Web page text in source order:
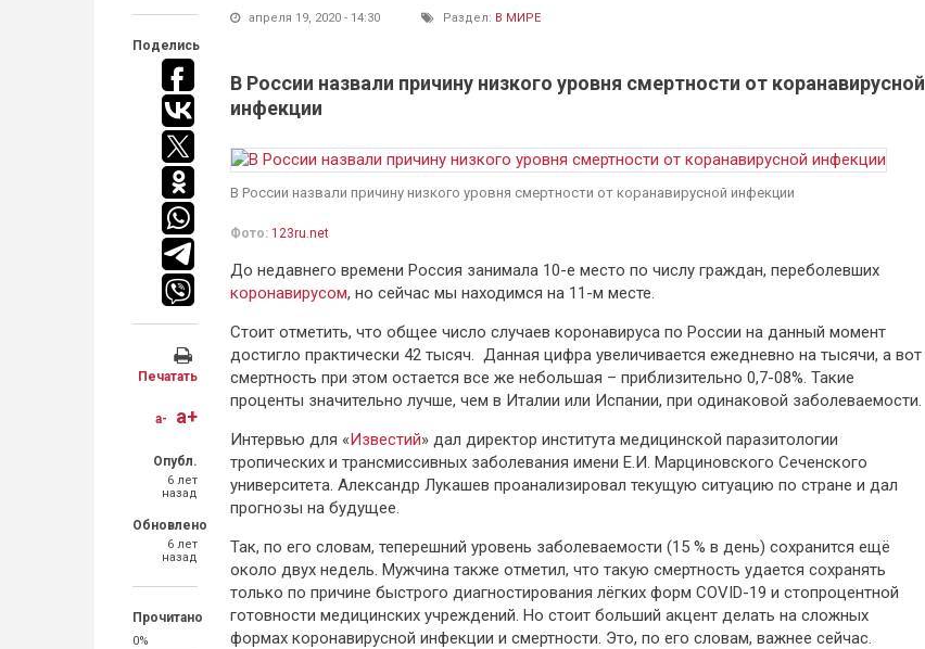
Поделись
Печатать
a- a+
Опубл.
6 лет
назад
Обновлено
6 лет
назад
Прочитано
0%
апреля 19, 2020 - 14:30 Раздел: В МИРЕ
В России назвали причину низкого уровня смертности от коранавирусной
инфекции
В России назвали причину низкого уровня смертности от коранавирусной инфекции
Фото: 123ru.net
До недавнего времени Россия занимала 10-е место по числу граждан, переболевших
коронавирусом, но сейчас мы находимся на 11-м месте.
Стоит отметить, что общее число случаев коронавируса по России на данный момент
достигло практически 42 тысяч. Данная цифра увеличивается ежедневно на тысячи, а вот
смертность при этом остается все же небольшая – приблизительно 0,7-08%. Такие
проценты значительно лучше, чем в Италии или Испании, при одинаковой заболеваемости.
Интервью для «Известий» дал директор института медицинской паразитологии
тропических и трансмиссивных заболевания имени Е.И. Марциновского Сеченского
университета. Александр Лукашев проанализировал текущую ситуацию по стране и дал
прогнозы на будущее.
Так, по его словам, теперешний уровень заболеваемости (15 % в день) сохранится ещё
около двух недель. Мужчина также отметил, что такую смертность удается сохранять
только по причине быстрого диагностирования лёгких форм COVID-19 и стопроцентной
готовности медицинских учреждений. Но стоит больший акцент делать на сложных
формах коронавирусной инфекции и смертности. Это, по его словам, важнее сейчас.